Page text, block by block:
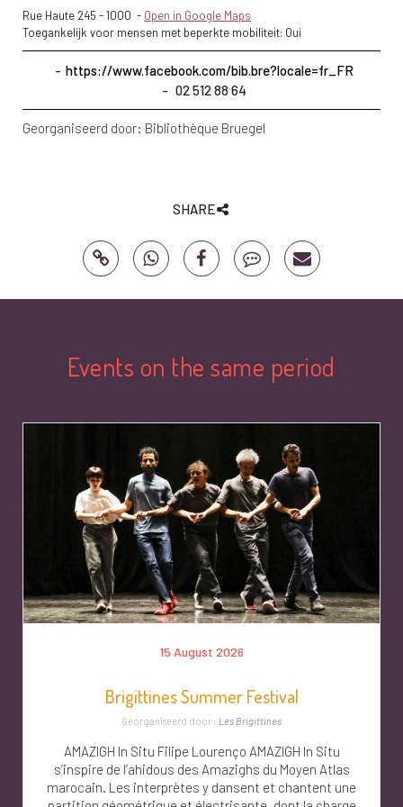
Rue Haute 245 -1000 - Open in Google Maps
Toegankelijk voor mensen met beperkte mobiliteit: Oui
https://www.facebook.com/bib.bre?locale=fr_FR
02 512 88 64
Georganiseerd door: Bibliothèque Bruegel
SHARE
Events on the same period
15 August 2026
Brigittines Summer Festival
Georganiseerd door : Les Brigittines
AMAZIGH In Situ Filipe Lourenço AMAZIGH In Situ
s’inspire de l’ahidous des Amazighs du Moyen Atlas
marocain. Les interprètes y dansent et chantent une